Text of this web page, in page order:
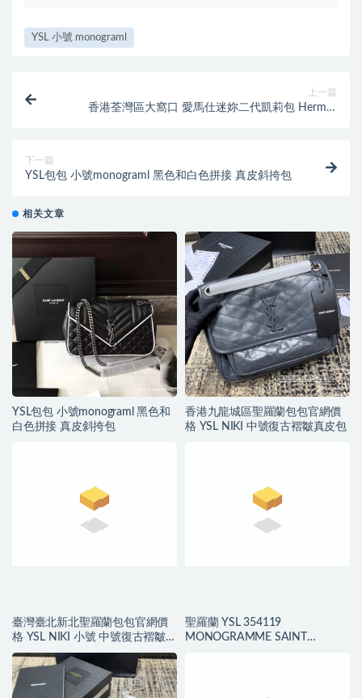
YSL 小號 monograml
上一篇
香港荃灣區大窩口 愛馬仕迷妳二代凱莉包 Hermes
下一篇
YSL包包 小號monograml 黑色和白色拼接 真皮斜挎包
相关文章
YSL包包 小號monograml 黑色和
白色拼接 真皮斜挎包
香港九龍城區聖羅蘭包包官網價
格 YSL NIKI 中號復古褶皺真皮包
臺灣臺北新北聖羅蘭包包官網價
格 YSL NIKI 小號 中號復古褶皺真
皮包
聖羅蘭 YSL 354119
MONOGRAMME SAINT